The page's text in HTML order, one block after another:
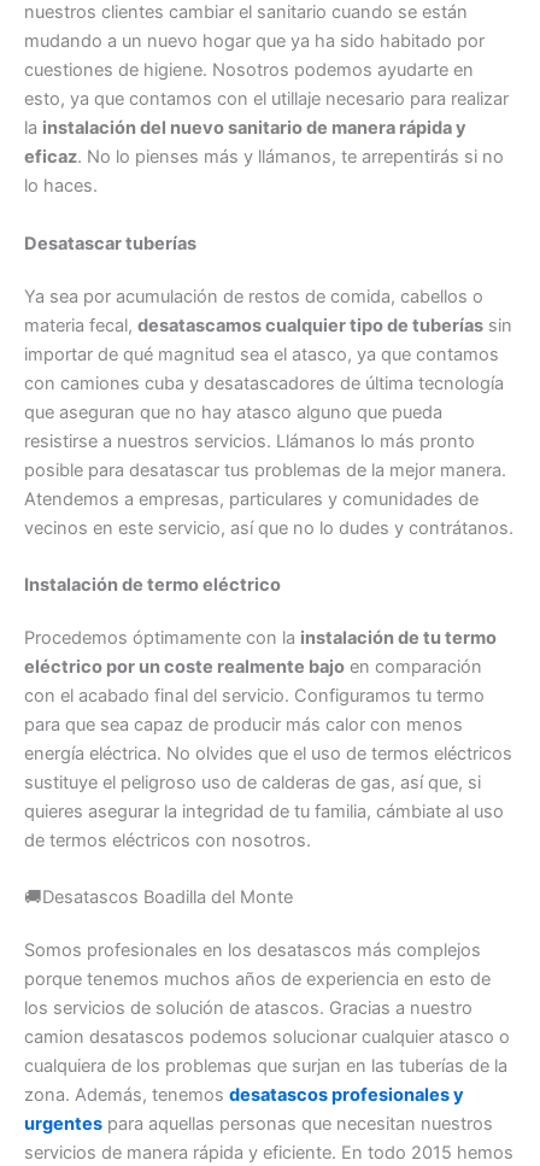
nuestros clientes cambiar el sanitario cuando se están
mudando a un nuevo hogar que ya ha sido habitado por
cuestiones de higiene. Nosotros podemos ayudarte en
esto, ya que contamos con el utillaje necesario para realizar
la instalación del nuevo sanitario de manera rápida y
eficaz. No lo pienses más y llámanos, te arrepentirás si no
lo haces.
Desatascar tuberías
Ya sea por acumulación de restos de comida, cabellos o
materia fecal, desatascamos cualquier tipo de tuberías sin
importar de qué magnitud sea el atasco, ya que contamos
con camiones cuba y desatascadores de última tecnología
que aseguran que no hay atasco alguno que pueda
resistirse a nuestros servicios. Llámanos lo más pronto
posible para desatascar tus problemas de la mejor manera.
Atendemos a empresas, particulares y comunidades de
vecinos en este servicio, así que no lo dudes y contrátanos.
Instalación de termo eléctrico
Procedemos óptimamente con la instalación de tu termo
eléctrico por un coste realmente bajo en comparación
con el acabado final del servicio. Configuramos tu termo
para que sea capaz de producir más calor con menos
energía eléctrica. No olvides que el uso de termos eléctricos
sustituye el peligroso uso de calderas de gas, así que, si
quieres asegurar la integridad de tu familia, cámbiate al uso
de termos eléctricos con nosotros.
🚚Desatascos Boadilla del Monte
Somos profesionales en los desatascos más complejos
porque tenemos muchos años de experiencia en esto de
los servicios de solución de atascos. Gracias a nuestro
camion desatascos podemos solucionar cualquier atasco o
cualquiera de los problemas que surjan en las tuberías de la
zona. Además, tenemos desatascos profesionales y
urgentes para aquellas personas que necesitan nuestros
servicios de manera rápida y eficiente. En todo 2015 hemos